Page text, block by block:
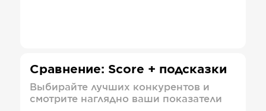
Сравнение: Score + подсказки
Выбирайте лучших конкурентов и
смотрите наглядно ваши показатели